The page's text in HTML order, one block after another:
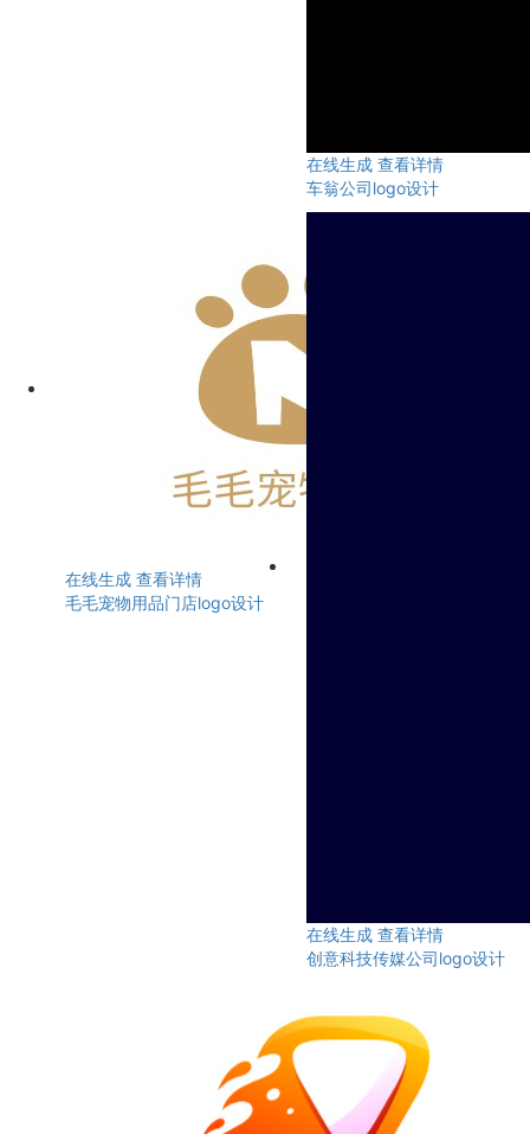
在线生成 查看详情
车翁公司logo设计
在线生成 查看详情
毛毛宠物用品门店logo设计
在线生成 查看详情
创意科技传媒公司logo设计